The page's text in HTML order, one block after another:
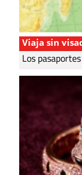
Viaja sin
Los